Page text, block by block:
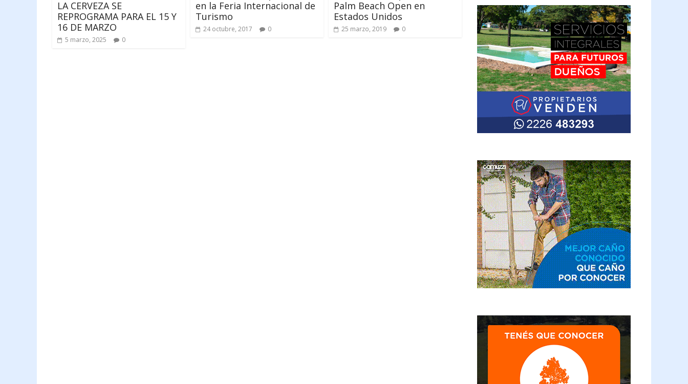
LA CERVEZA SE
REPROGRAMA PARA EL 15 Y
16 DE MARZO
5 marzo, 2025 0
en la Feria Internacional de
Turismo
24 octubre, 2017 0
Palm Beach Open en
Estados Unidos
25 marzo, 2019 0